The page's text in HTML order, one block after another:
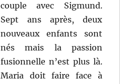
couple avec Sigmund.
Sept ans après, deux
nouveaux enfants sont
nés mais la passion
fusionnelle n’est plus là.
Maria doit faire face à